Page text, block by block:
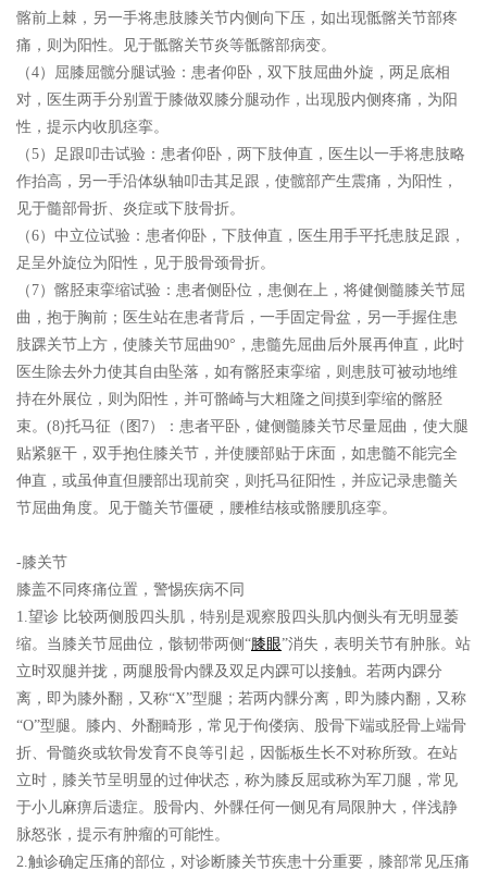
髂前上棘，另一手将患肢膝关节内侧向下压，如出现骶髂关节部疼
痛，则为阳性。见于骶髂关节炎等骶髂部病变。
（4）屈膝屈髋分腿试验：患者仰卧，双下肢屈曲外旋，两足底相
对，医生两手分别置于膝做双膝分腿动作，出现股内侧疼痛，为阳
性，提示内收肌痉挛。
（5）足跟叩击试验：患者仰卧，两下肢伸直，医生以一手将患肢略
作抬高，另一手沿体纵轴叩击其足跟，使髋部产生震痛，为阳性，
见于髓部骨折、炎症或下肢骨折。
（6）中立位试验：患者仰卧，下肢伸直，医生用手平托患肢足跟，
足呈外旋位为阳性，见于股骨颈骨折。
（7）髂胫束挛缩试验：患者侧卧位，患侧在上，将健侧髓膝关节屈
曲，抱于胸前；医生站在患者背后，一手固定骨盆，另一手握住患
肢踝关节上方，使膝关节屈曲90°，患髓先屈曲后外展再伸直，此时
医生除去外力使其自由坠落，如有髂胫束挛缩，则患肢可被动地维
持在外展位，则为阳性，并可骼崎与大粗隆之间摸到挛缩的髂胫
束。(8)托马征（图7）：患者平卧，健侧髓膝关节尽量屈曲，使大腿
贴紧躯干，双手抱住膝关节，并使腰部贴于床面，如患髓不能完全
伸直，或虽伸直但腰部出现前突，则托马征阳性，并应记录患髓关
节屈曲角度。见于髓关节僵硬，腰椎结核或骼腰肌痉挛。
-膝关节
膝盖不同疼痛位置，警惕疾病不同
1.望诊 比较两侧股四头肌，特别是观察股四头肌内侧头有无明显萎
缩。当膝关节屈曲位，骸韧带两侧“膝眼”消失，表明关节有肿胀。站
立时双腿并拢，两腿股骨内髁及双足内踝可以接触。若两内踝分
离，即为膝外翻，又称“X”型腿；若两内髁分离，即为膝内翻，又称
“O”型腿。膝内、外翻畸形，常见于佝偻病、股骨下端或胫骨上端骨
折、骨髓炎或软骨发育不良等引起，因骺板生长不对称所致。在站
立时，膝关节呈明显的过伸状态，称为膝反屈或称为军刀腿，常见
于小儿麻痹后遗症。股骨内、外髁任何一侧见有局限肿大，伴浅静
脉怒张，提示有肿瘤的可能性。
2.触诊确定压痛的部位，对诊断膝关节疾患十分重要，膝部常见压痛